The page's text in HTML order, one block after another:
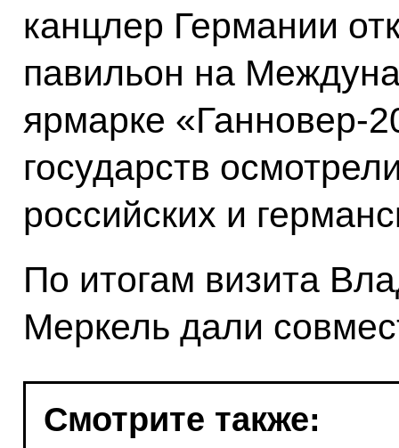
канцлер Германии
павильон на
ярмарке «Ганновер-
государств
российских и
По итогам визита
Меркель дали
Смотрите также: